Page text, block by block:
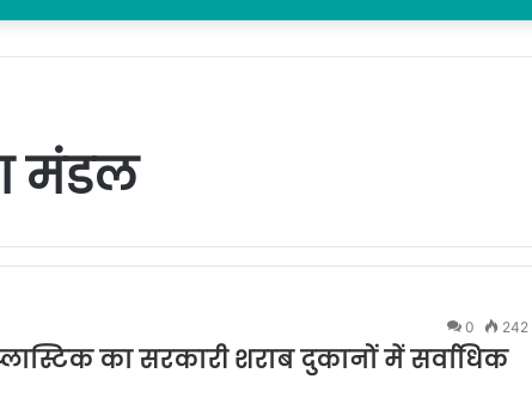
मंडल
0 242
प्लास्टिक का सरकारी शराब दुकानों में सर्वाधिक